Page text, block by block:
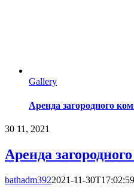
Gallery
Аренда загородного
30 11, 2021
Аренда
bathadm3922021-11-